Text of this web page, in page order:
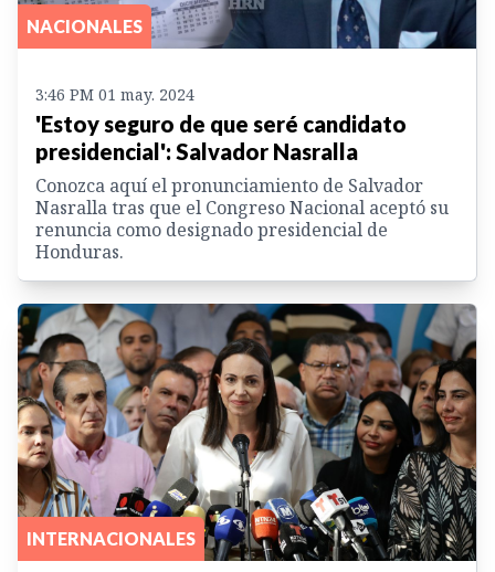
NACIONALES
3:46 PM 01 may. 2024
'Estoy seguro de que seré candidato
presidencial': Salvador Nasralla
Conozca aquí el pronunciamiento de Salvador
Nasralla tras que el Congreso Nacional aceptó su
renuncia como designado presidencial de
Honduras.
INTERNACIONALES